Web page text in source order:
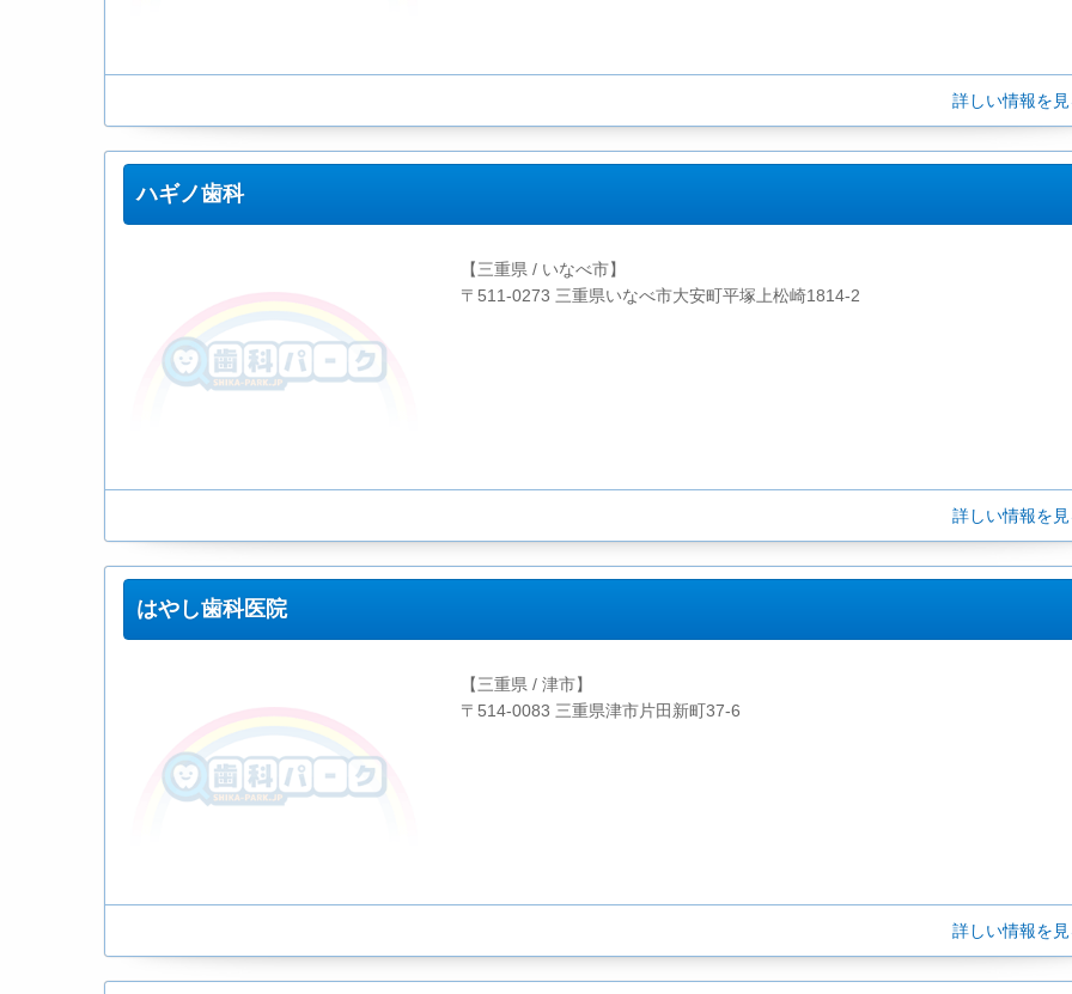
詳しい情報を
ハギノ歯科
【三重県 / いなべ市】
〒511-0273 三重県いなべ市大安町平塚上松崎1814-2
詳しい情報を
はやし歯科医院
【三重県 / 津市】
〒514-0083 三重県津市片田新町37-6
詳しい情報を